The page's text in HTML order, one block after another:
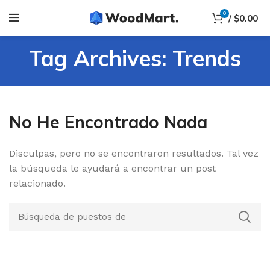
0 / $0.00
Tag Archives: Trends
No He Encontrado Nada
Disculpas, pero no se encontraron resultados. Tal vez
la búsqueda le ayudará a encontrar un post
relacionado.